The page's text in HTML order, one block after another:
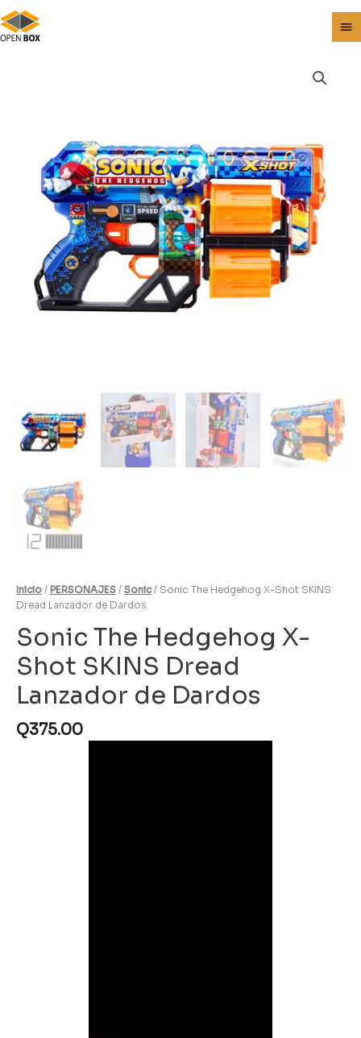
Inicio / PERSONAJES / Sonic/ Sonic The Hedgehog X-Shot SKINS
Dread Lanzador de Dardos
Sonic The Hedgehog X-
Shot SKINS Dread
Lanzador de Dardos
Q375.00